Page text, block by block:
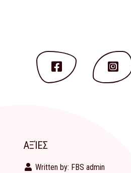
ΑΞΊΕΣ
Written by: FBS admin